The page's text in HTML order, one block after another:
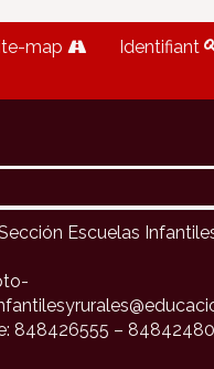
map Identifiant
Escuelas
848426555 –